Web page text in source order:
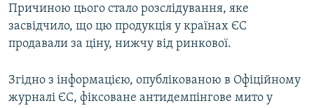
Причиною цього стало розслідування, яке
засвідчило, що цю продукція у країнах ЄС
продавали за ціну, нижчу від ринкової.
Згідно з інформацією, опублікованою в Офіційному
журналі ЄС, фіксоване антидемпінгове мито у